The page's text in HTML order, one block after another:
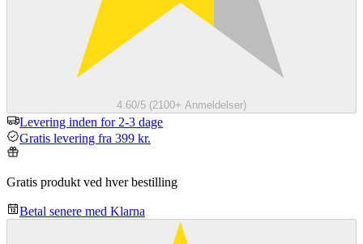
4.60/5 (2100+ Anmeldelser)
Levering inden for 2-3 dage
Gratis levering fra 399 kr.
Gratis produkt ved hver bestilling
Betal senere med Klarna